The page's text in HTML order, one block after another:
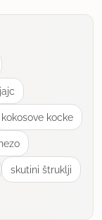
spadamo v
to....saj veš
Vse čestitke,
kokosove kocke
skutini štruklji